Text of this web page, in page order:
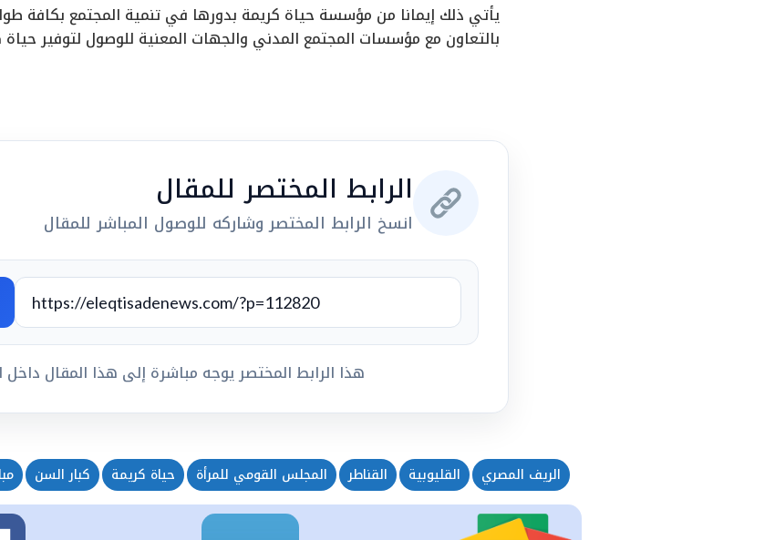
يأتي ذلك إيمانا من مؤسسة حياة كريمة بدورها في تنمية المجتمع بكافة
بالتعاون مع مؤسسات المجتمع المدني والجهات المعنية للوصول لتوفير
الرابط المختصر للمقال
انسخ الرابط المختصر وشاركه للوصول المباشر للمقال
هذا الرابط المختصر يوجه مباشرة إلى هذا المقال داخل
الريف المصري القليوبية القناطر المجلس القومي للمرأة حياة كريمة كبار السن